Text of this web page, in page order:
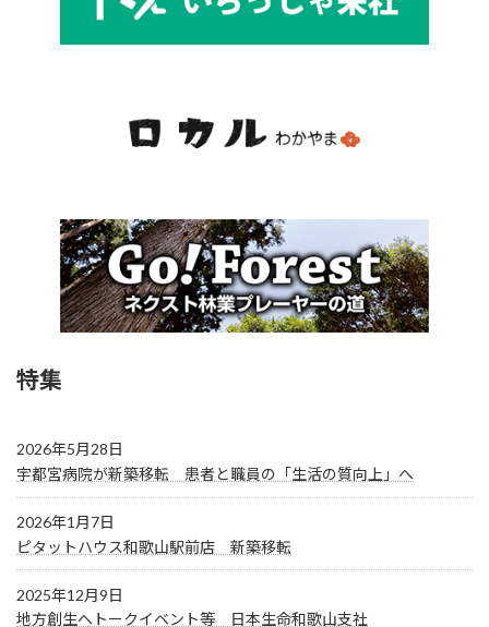
特集
2026年5月28日
宇都宮病院が新築移転 患者と職員の「生活の質向上」へ
2026年1月7日
ピタットハウス和歌山駅前店 新築移転
2025年12月9日
地方創生へトークイベント等 日本生命和歌山支社